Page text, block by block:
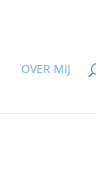
OVER MIJ